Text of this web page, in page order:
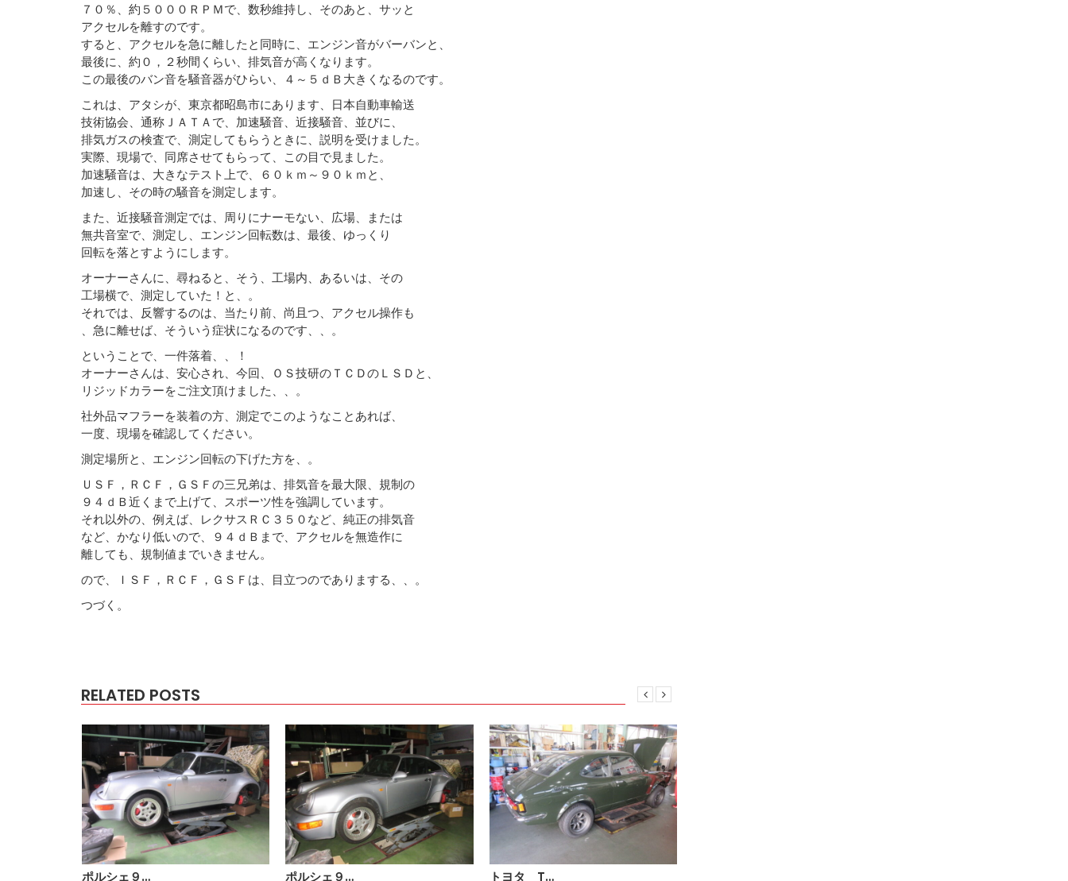
７０％、約５０００ＲＰＭで、数秒維持し、そのあと、サッと
アクセルを離すのです。
すると、アクセルを急に離したと同時に、エンジン音がバーバンと、
最後に、約０，２秒間くらい、排気音が高くなります。
この最後のバン音を騒音器がひらい、４～５ｄＢ大きくなるのです。
これは、アタシが、東京都昭島市にあります、日本自動車輸送
技術協会、通称ＪＡＴＡで、加速騒音、近接騒音、並びに、
排気ガスの検査で、測定してもらうときに、説明を受けました。
実際、現場で、同席させてもらって、この目で見ました。
加速騒音は、大きなテスト上で、６０ｋｍ～９０ｋｍと、
加速し、その時の騒音を測定します。
また、近接騒音測定では、周りにナーモない、広場、または
無共音室で、測定し、エンジン回転数は、最後、ゆっくり
回転を落とすようにします。
オーナーさんに、尋ねると、そう、工場内、あるいは、その
工場横で、測定していた！と、。
それでは、反響するのは、当たり前、尚且つ、アクセル操作も
、急に離せば、そういう症状になるのです、、。
ということで、一件落着、、！
オーナーさんは、安心され、今回、ＯＳ技研のＴＣＤのＬＳＤと、
リジッドカラーをご注文頂けました、、。
社外品マフラーを装着の方、測定でこのようなことあれば、
一度、現場を確認してください。
測定場所と、エンジン回転の下げた方を、。
ＵＳＦ，ＲＣＦ，ＧＳＦの三兄弟は、排気音を最大限、規制の
９４ｄＢ近くまで上げて、スポーツ性を強調しています。
それ以外の、例えば、レクサスＲＣ３５０など、純正の排気音
など、かなり低いので、９４ｄＢまで、アクセルを無造作に
離しても、規制値までいきません。
ので、ＩＳＦ，ＲＣＦ，ＧＳＦは、目立つのでありまする、、。
つづく。
RELATED POSTS
ポルシェ９… ポルシェ９… トヨタ T…